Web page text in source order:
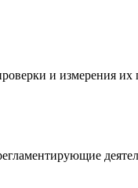
и измерения их